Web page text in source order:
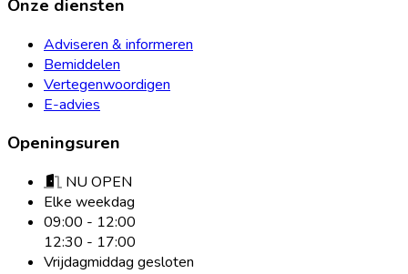
Onze diensten
Adviseren & informeren
Bemiddelen
Vertegenwoordigen
E-advies
Openingsuren
NU OPEN
Elke weekdag
09:00 - 12:00
12:30 - 17:00
Vrijdagmiddag gesloten